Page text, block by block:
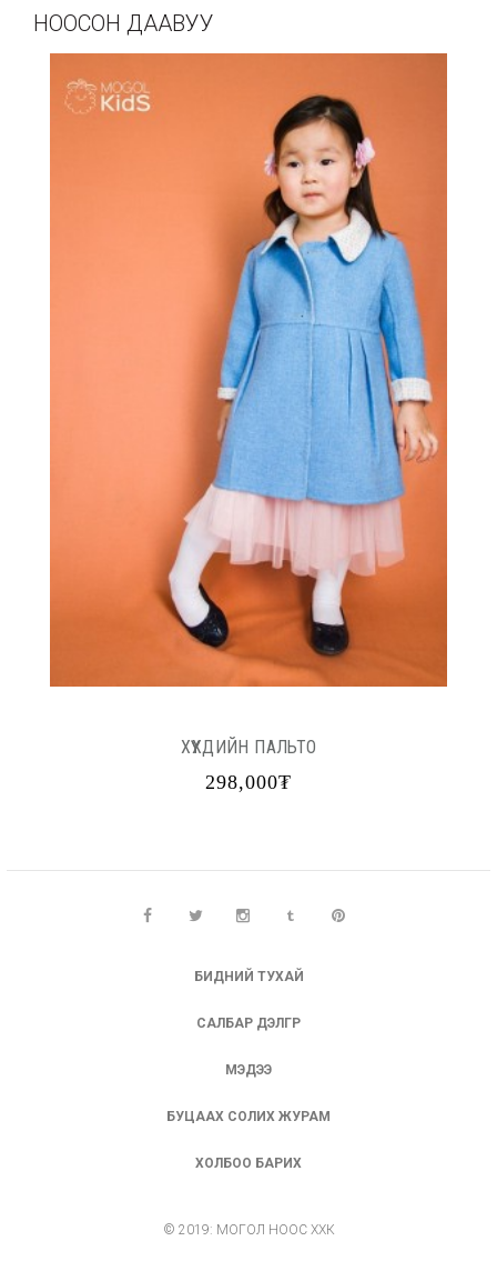
НООСОН ДААВУУ
ХҮҮХДИЙН ПАЛЬТО
298,000₮
БИДНИЙ ТУХАЙ
САЛБАР ДЭЛГҮҮР
МЭДЭЭ
БУЦААХ СОЛИХ ЖУРАМ
ХОЛБОО БАРИХ
© 2019: МОГОЛ НООС ХХК